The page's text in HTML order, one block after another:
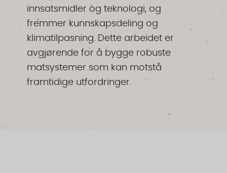
innsatsmidler og teknologi, og
fremmer kunnskapsdeling og
klimatilpasning. Dette arbeidet er
avgjørende for å bygge robuste
matsystemer som kan motstå
framtidige utfordringer.